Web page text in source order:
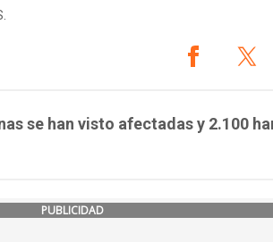
se han visto afectadas y 2.100
PUBLICIDAD